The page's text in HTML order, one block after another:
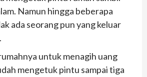
Namun hingga beberapa
ada seorang pun yang keluar
untuk menagih uang
mengetuk pintu sampai tiga